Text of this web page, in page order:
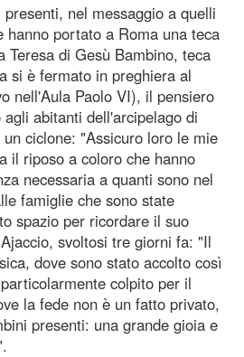
nel messaggio a quelli
hanno portato a Roma una teca
Teresa di Gesù Bambino, teca
si è fermato in preghiera al
nell'Aula Paolo VI), il pensiero
abitanti dell'arcipelago di
ciclone: "Assicuro loro le mie
il riposo a coloro che hanno
necessaria a quanti sono nel
famiglie che sono state
spazio per ricordare il suo
svoltosi tre giorni fa: "Il
dove sono stato accolto così
colpito per il
la fede non è un fatto privato,
presenti: una grande gioia e